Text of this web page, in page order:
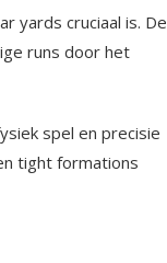
yards cruciaal is. De
runs door het
spel en precisie
tight formations